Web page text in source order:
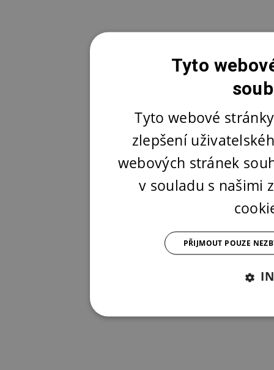
Tyto
Tyto webové
zlepšení
webových stránek
v souladu s našimi
PŘIJMOUT POUZE